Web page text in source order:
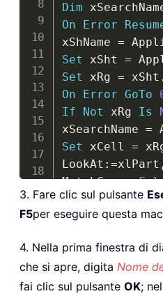
Dim
On
Error
xShName =
Set xSht =
Set xRg = xSht .
On
Error GoTo
If
Not xRg Is
xSearchName =
Set xCell =
LookAt : =xlPart ,
MatchCase:=
If Not
xAddress =
xFoundAt =
End
If
Do
3. Fare clic sul pulsante
F5per eseguire questa
4. Nella prima finestra di
che si apre, digita Nome
fai clic sul pulsante OK;